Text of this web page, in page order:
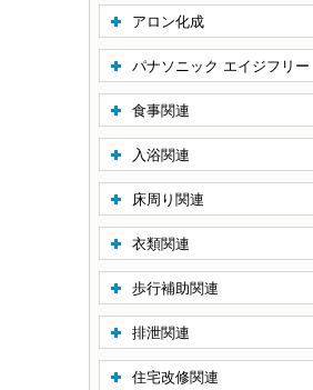
アロン化成
パナソニック エイジフリー
食事関連
入浴関連
床周り関連
衣類関連
歩行補助関連
排泄関連
住宅改修関連